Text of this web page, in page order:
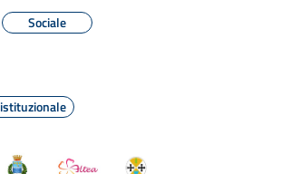
Sociale